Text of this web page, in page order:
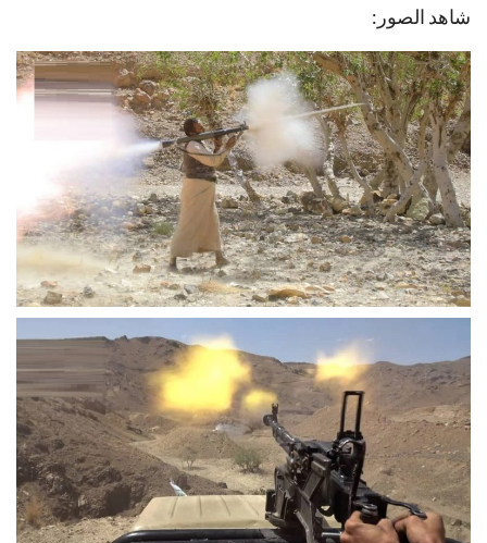
شاهد الصور: